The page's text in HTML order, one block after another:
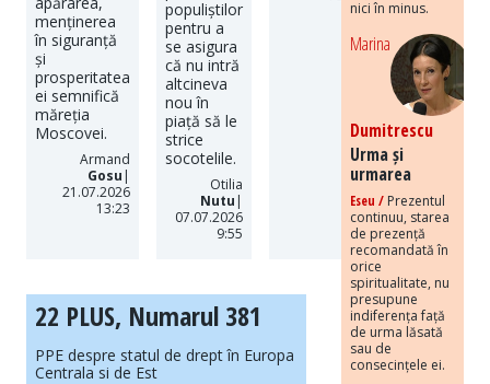
menținerea
în siguranță
și
prosperitatea
ei semnifică
măreția
Moscovei.
Armand
Gosu |
21.07.2026
13:23
populiștilor
pentru a
se asigura
că nu intră
altcineva
nou în
piață să le
strice
socotelile.
Otilia
Nutu |
07.07.2026
9:55
22 PLUS, Numarul 381
PPE despre statul de drept în Europa
Centrala si de Est
nici în minus.
Marina
Dumitrescu
Urma și
urmarea
Eseu / Prezentul
continuu, starea
de prezență
recomandată în
orice
spiritualitate, nu
presupune
indiferența față
de urma lăsată
sau de
consecințele ei.